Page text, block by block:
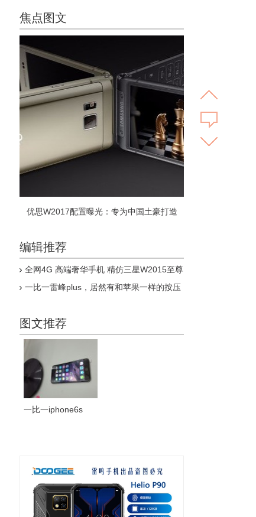
焦点图文
优思W2017配置曝光：专为中国土豪打造
编辑推荐
全网4G 高端奢华手机 精仿三星W2015至尊
一比一雷峰plus，居然有和苹果一样的按压
图文推荐
一比一iphone6s